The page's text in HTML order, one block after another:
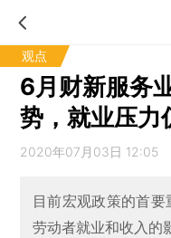
观点
6月财新服务
势，就业压力
2020年07月03日 12:05
目前宏观政策的首
劳动者就业和收入的